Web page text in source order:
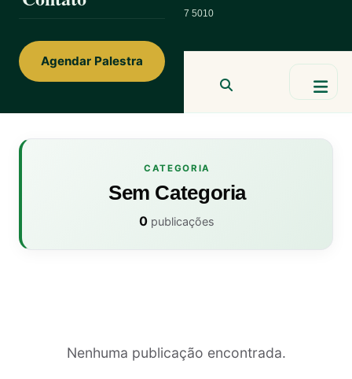
47 9 9967 5010
Ainor Lotério
Agendar Palestra
CATEGORIA
Sem Categoria
0 publicações
Nenhuma publicação encontrada.